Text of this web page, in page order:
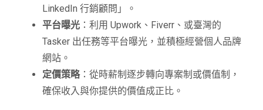
LinkedIn 行銷顧問」。
平台曝光 ：利用 Upwork、Fiverr、或臺灣的
Tasker 出任務等平台曝光，並積極經營個人品牌
網站。
定價策略：從時薪制逐步轉向專案制或價值制，
確保收入與你提供的價值成正比。